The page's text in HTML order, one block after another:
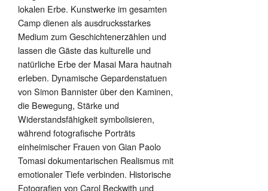
lokalen Erbe. Kunstwerke im gesamten
Camp dienen als ausdrucksstarkes
Medium zum Geschichtenerzählen und
lassen die Gäste das kulturelle und
natürliche Erbe der Masai Mara hautnah
erleben. Dynamische Gepardenstatuen
von Simon Bannister über den Kaminen,
die Bewegung, Stärke und
Widerstandsfähigkeit symbolisieren,
während fotografische Porträts
einheimischer Frauen von Gian Paolo
Tomasi dokumentarischen Realismus mit
emotionaler Tiefe verbinden. Historische
Fotografien von Carol Beckwith und